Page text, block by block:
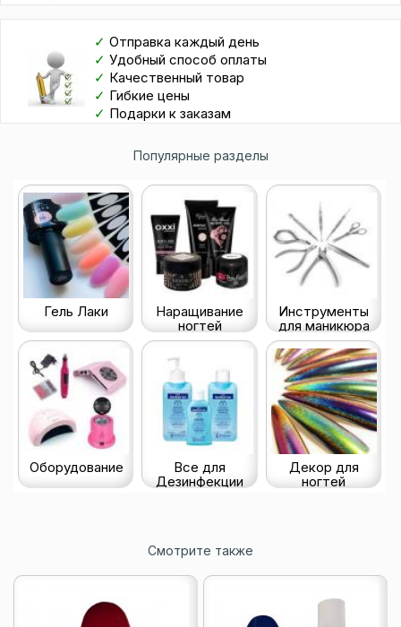
✓ Отправка каждый день
✓ Удобный способ оплаты
✓ Качественный товар
✓ Гибкие цены
✓ Подарки к заказам
Популярные разделы
Гель Лаки
Наращивание
ногтей
Инструменты
для маникюра
Оборудование
Все для
Дезинфекции
Декор для
ногтей
Смотрите также